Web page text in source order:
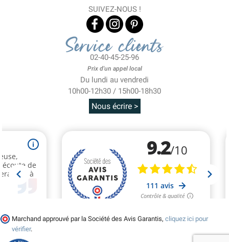
SUIVEZ-NOUS !
Service clients
02-40-45-25-96
Prix d'un appel local
Du lundi au vendredi
10h00-12h30 / 15h00-18h30
Nous écrire >
Marchand approuvé par la Société des Avis Garantis, cliquez ici pour
vérifier.